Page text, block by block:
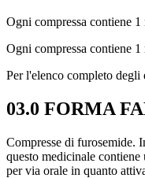
Ogni compressa contiene
Ogni compressa contiene
Per l'elenco completo degli
03.0 FORMA
Compresse di furosemide.
questo medicinale
per via orale in quanto